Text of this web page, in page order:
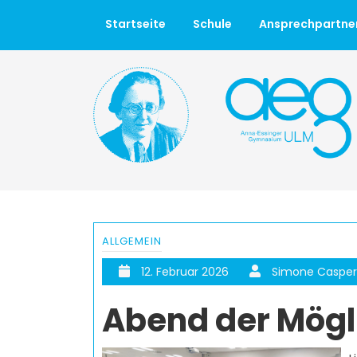
Startseite Schule
ALLGEMEIN
12. Februar 2026 Simone Casper
Abend der